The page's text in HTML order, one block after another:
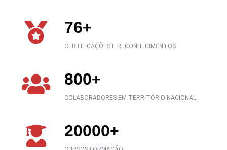
76+
CERTIFICAÇÕES E RECONHECIMENTOS
800+
COLABORADORES EM TERRITÓRIO NACIONAL
20000+